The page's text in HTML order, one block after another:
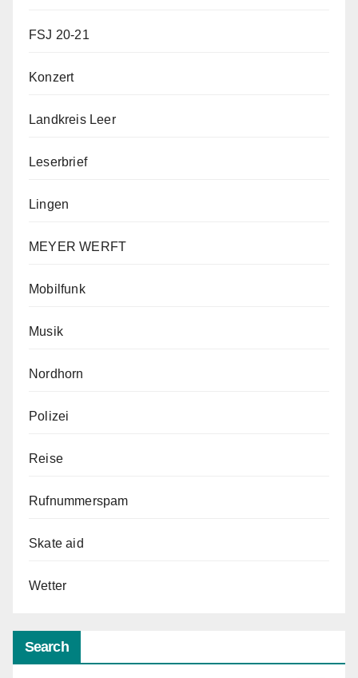
FSJ 20-21
Konzert
Landkreis Leer
Leserbrief
Lingen
MEYER WERFT
Mobilfunk
Musik
Nordhorn
Polizei
Reise
Rufnummerspam
Skate aid
Wetter
Search